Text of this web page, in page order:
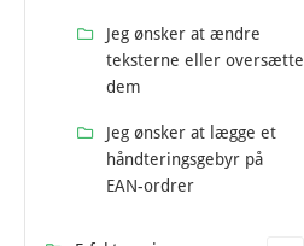
Jeg ønsker at ændre
teksterne eller oversætte
dem
Jeg ønsker at lægge et
håndteringsgebyr på
EAN-ordrer